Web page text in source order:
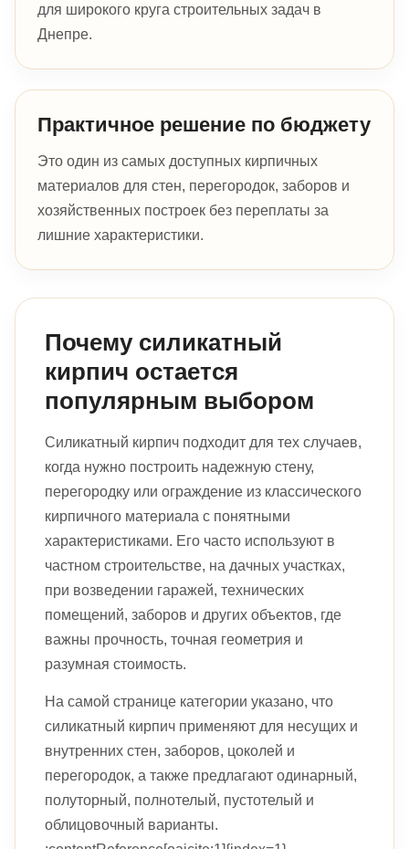
для широкого круга строительных задач в
Днепре.
Практичное решение по бюджету
Это один из самых доступных кирпичных
материалов для стен, перегородок, заборов и
хозяйственных построек без переплаты за
лишние характеристики.
Почему силикатный
кирпич остается
популярным выбором
Силикатный кирпич подходит для тех случаев,
когда нужно построить надежную стену,
перегородку или ограждение из классического
кирпичного материала с понятными
характеристиками. Его часто используют в
частном строительстве, на дачных участках,
при возведении гаражей, технических
помещений, заборов и других объектов, где
важны прочность, точная геометрия и
разумная стоимость.
На самой странице категории указано, что
силикатный кирпич применяют для несущих и
внутренних стен, заборов, цоколей и
перегородок, а также предлагают одинарный,
полуторный, полнотелый, пустотелый и
облицовочный варианты.